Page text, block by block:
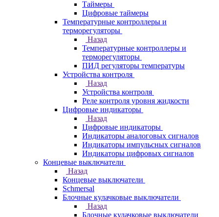
Таймеры
Цифровые таймеры
Температурные контроллеры и
терморегуляторы
Назад
Температурные контроллеры и
терморегуляторы
ПИД регуляторы температуры
Устройства контроля
Назад
Устройства контроля
Реле контроля уровня жидкости
Цифровые индикаторы
Назад
Цифровые индикаторы
Индикаторы аналоговых сигналов
Индикаторы импульсных сигналов
Индикаторы цифровых сигналов
Концевые выключатели
Назад
Концевые выключатели
Schmersal
Блочные кулачковые выключатели
Назад
Блочные кулачковые выключатели